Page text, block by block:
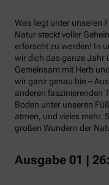
Was liegt unter unseren
Natur steckt voller
erforscht zu werden! In
wir dich das ganze Jahr
Gemeinsam mit Herb
wir ganz genau hin –
anderen faszinierenden
Boden unter unseren
atmen, und vieles mehr.
großen Wundern der
Ausgabe 01 |